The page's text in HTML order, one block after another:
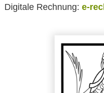
Digitale Rechnung: e-